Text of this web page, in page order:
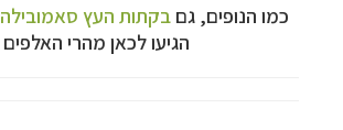
כמו הנופים, גםבקתות העץ סאמובילה
הגיעו לכאן מהרי האלפים